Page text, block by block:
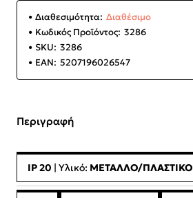
Διαθεσιμότητα: Διαθέσιμο
Κωδικός Προϊόντος: 3286
SKU: 3286
EAN: 5207196026547
Περιγραφή
IP 20 | Υλικό: ΜΕΤΑΛΛΟ/ΠΛΑΣΤΙΚΟ